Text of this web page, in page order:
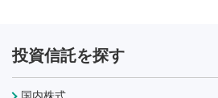
投資信託を探す
国内株式